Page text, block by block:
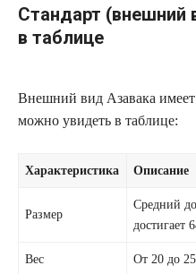
Стандарт (внешний
в таблице
Внешний вид Азавака
можно увидеть в таблице:
Характеристика Описание
Размер
Средний
достигает
Вес От 20 до 25